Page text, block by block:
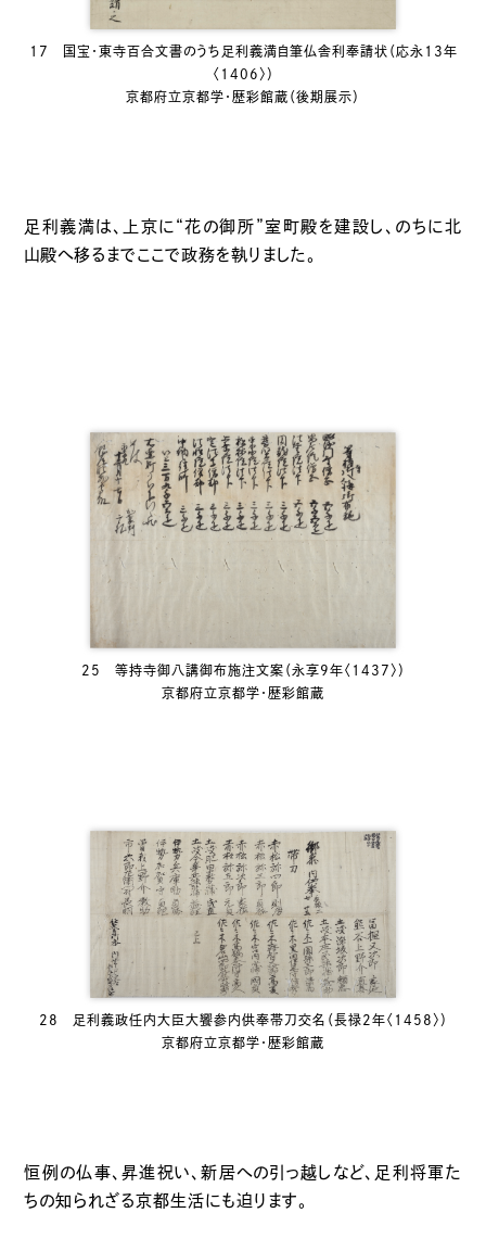
17 国宝・東寺百合文書のうち足利義満自筆仏舎利奉請状（応永13年
〈1406〉）
京都府立京都学・歴彩館蔵（後期展示）
足利義満は、上京に“花の御所”室町殿を建設し、のちに北
山殿へ移るまでここで政務を執りました。
25 等持寺御八講御布施注文案（永享9年〈1437〉）
京都府立京都学・歴彩館蔵
28 足利義政任内大臣大饗参内供奉帯刀交名（長禄2年〈1458〉）
京都府立京都学・歴彩館蔵
恒例の仏事、昇進祝い、新居への引っ越しなど、足利将軍た
ちの知られざる京都生活にも迫ります。